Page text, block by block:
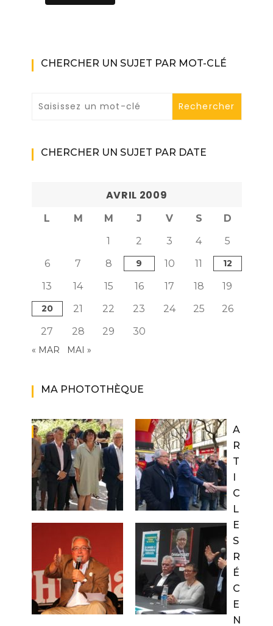
CHERCHER UN SUJET PAR MOT-CLÉ
CHERCHER UN SUJET PAR DATE
AVRIL 2009
L M M J V S
D
1
2 3 4
5
6
7 8 9 10 11 12
13 14 15 16 17 18 19
20 21 22 23 24 25
26
27
28 29 30
« MAR MAI »
MA PHOTOTHÈQUE
A
R
T
I
C
L
E
S
R
É
C
E
N